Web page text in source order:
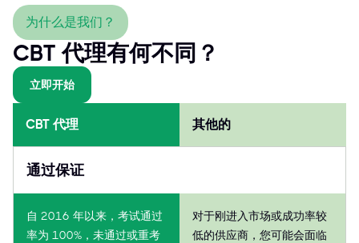
为什么是我们？
CBT 代理有何不同？
立即开始
CBT 代理 其他的
通过保证
自 2016 年以来，考试通过
率为 100%，未通过或重考
对于刚进入市场或成功率较
低的供应商，您可能会面临